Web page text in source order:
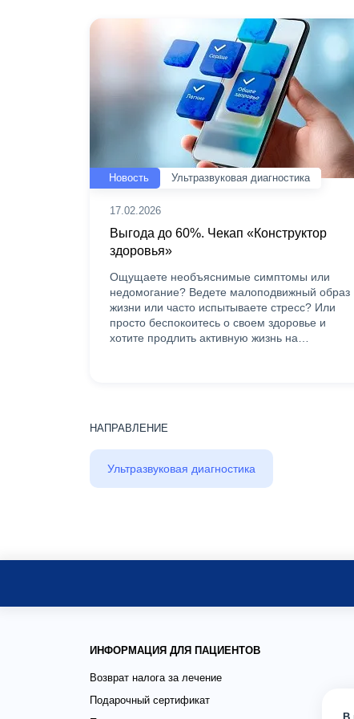
Новость Ультразвуковая диагностика
17.02.2026
Выгода до 60%. Чекап «Конструктор
здоровья»
Ощущаете необъяснимые симптомы или
недомогание? Ведете малоподвижный образ
жизни или часто испытываете стресс? Или
просто беспокоитесь о своем здоровье и
хотите продлить активную жизнь на…
НАПРАВЛЕНИЕ
Ультразвуковая диагностика
ИНФОРМАЦИЯ ДЛЯ ПАЦИЕНТОВ
Возврат налога за лечение
Подарочный сертификат